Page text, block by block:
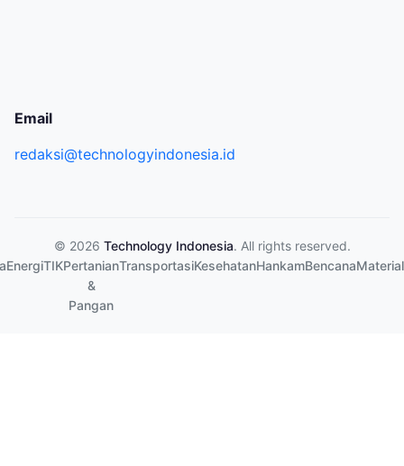
Email
redaksi@technologyindonesia.id
© 2026 Technology Indonesia. All rights reserved.
EnergiTIKPertanian
&
Pangan
TransportasiKesehatanHankamBencanaMaterial